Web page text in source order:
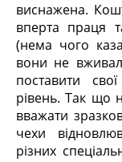
виснажена.
вперта праця
(нема чого
вони не
поставити
рівень. Так що
вважати
чехи
різних